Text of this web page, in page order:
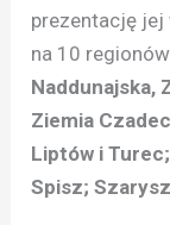
prezentację
na 10
Naddunajska,
Ziemia
Liptów i
Spisz;